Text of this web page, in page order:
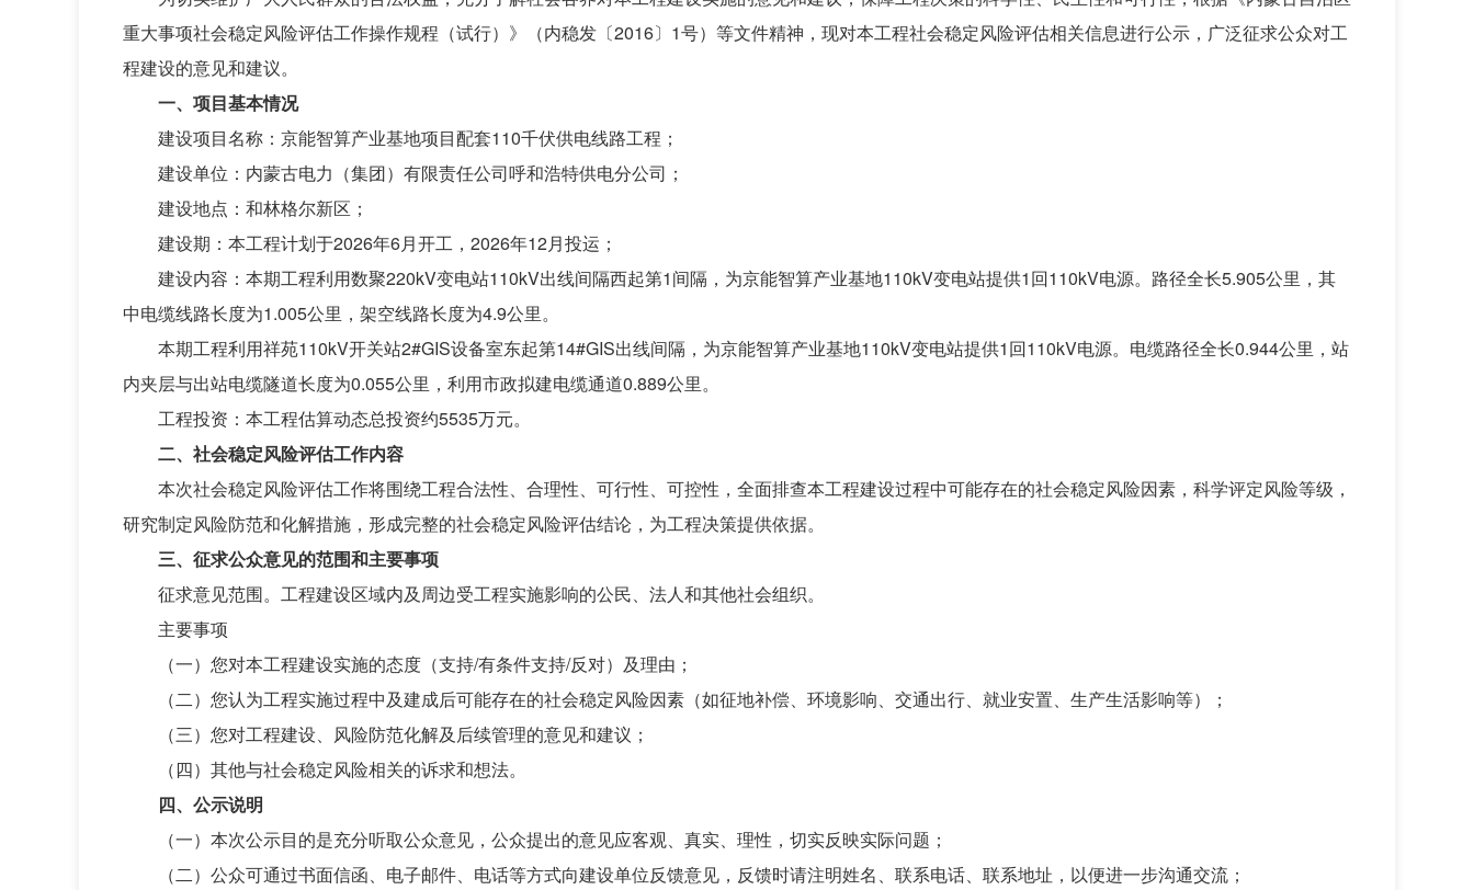
重大事项社会稳定风险评估工作操作规程（试行）》（内稳发〔2016〕1号）等文件精神，现对本工程社会稳定风险评估相关信息进行公示，广泛征求公众对工
程建设的意见和建议。
一、项目基本情况
建设项目名称：京能智算产业基地项目配套110千伏供电线路工程；
建设单位：内蒙古电力（集团）有限责任公司呼和浩特供电分公司；
建设地点：和林格尔新区；
建设期：本工程计划于2026年6月开工，2026年12月投运；
建设内容：本期工程利用数聚220kV变电站110kV出线间隔西起第1间隔，为京能智算产业基地110kV变电站提供1回110kV电源。路径全长5.905公里，其
中电缆线路长度为1.005公里，架空线路长度为4.9公里。
本期工程利用祥苑110kV开关站2#GIS设备室东起第14#GIS出线间隔，为京能智算产业基地110kV变电站提供1回110kV电源。电缆路径全长0.944公里，站
内夹层与出站电缆隧道长度为0.055公里，利用市政拟建电缆通道0.889公里。
工程投资：本工程估算动态总投资约5535万元。
二、社会稳定风险评估工作内容
本次社会稳定风险评估工作将围绕工程合法性、合理性、可行性、可控性，全面排查本工程建设过程中可能存在的社会稳定风险因素，科学评定风险等级，
研究制定风险防范和化解措施，形成完整的社会稳定风险评估结论，为工程决策提供依据。
三、征求公众意见的范围和主要事项
征求意见范围。工程建设区域内及周边受工程实施影响的公民、法人和其他社会组织。
主要事项
（一）您对本工程建设实施的态度（支持/有条件支持/反对）及理由；
（二）您认为工程实施过程中及建成后可能存在的社会稳定风险因素（如征地补偿、环境影响、交通出行、就业安置、生产生活影响等）；
（三）您对工程建设、风险防范化解及后续管理的意见和建议；
（四）其他与社会稳定风险相关的诉求和想法。
四、公示说明
（一）本次公示目的是充分听取公众意见，公众提出的意见应客观、真实、理性，切实反映实际问题；
（二）公众可通过书面信函、电子邮件、电话等方式向建设单位反馈意见，反馈时请注明姓名、联系电话、联系地址，以便进一步沟通交流；